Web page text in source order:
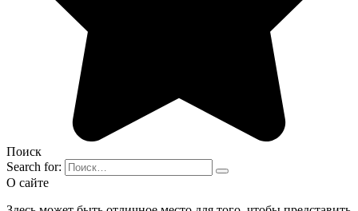
Поиск
Search for:
О сайте